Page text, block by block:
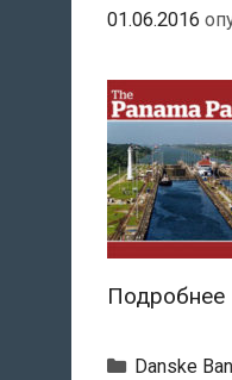
01.06.2016
Подробнее
Рубрики
Danske